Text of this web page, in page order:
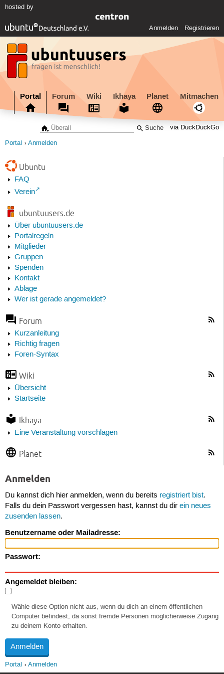
hosted by
Anmelden Registrieren
Portal Forum Wiki Ikhaya Planet Mitmachen
via DuckDuckGo
Portal Anmelden
Ubuntu
FAQ
Verein
ubuntuusers.de
Über ubuntuusers.de
Portalregeln
Mitglieder
Gruppen
Spenden
Kontakt
Ablage
Wer ist gerade angemeldet?
Forum
Kurzanleitung
Richtig fragen
Foren-Syntax
Wiki
Übersicht
Startseite
Ikhaya
Eine Veranstaltung vorschlagen
Planet
Anmelden
Du kannst dich hier anmelden, wenn du bereits registriert bist.
Falls du dein Passwort vergessen hast, kannst du dir ein neues
zusenden lassen.
Benutzername oder Mailadresse:
Passwort:
Angemeldet bleiben:
Wähle diese Option nicht aus, wenn du dich an einem öffentlichen
Computer befindest, da sonst fremde Personen möglicherweise Zugang
zu deinem Konto erhalten.
Portal Anmelden